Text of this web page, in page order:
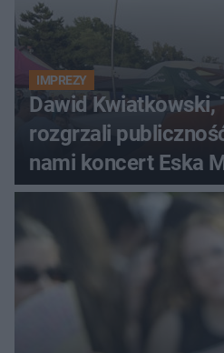
IMPREZY
Dawid Kwiatkowski,
rozgrzali
nami koncert Eska
[ZDJĘCIA]